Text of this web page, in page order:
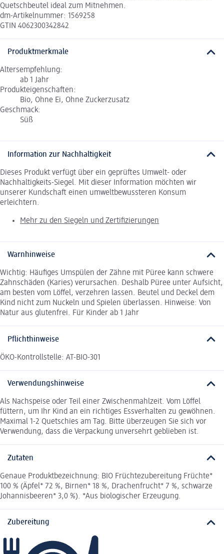
Quetschbeutel ideal zum Mitnehmen.
dm-Artikelnummer: 1569258
GTIN 4062300342842
Produktmerkmale
Altersempfehlung:
ab 1 Jahr
Produkteigenschaften:
Bio, Ohne Ei, Ohne Zuckerzusatz
Geschmack:
Süß
Information zur Nachhaltigkeit
Dieses Produkt verfügt über ein geprüftes Umwelt- oder
Nachhaltigkeits-Siegel. Mit dieser Information möchten wir
unserer Kundschaft einen umweltbewussteren Konsum
erleichtern.
Mehr zu den Siegeln und Zertifizierungen
Warnhinweise
Wichtig: Häufiges Umspülen der Zähne mit Püree kann schwere
Zahnschäden (Karies) verursachen. Deshalb Püree unter Aufsicht,
am besten vom Löffel, verzehren lassen. Beutel und Deckel dem
Kind nicht zum Nuckeln und Spielen überlassen. Hinweise: Von
Natur aus glutenfrei. Für Kinder ab 1 Jahr
Pflichthinweise
ÖKO-Kontrollstelle: AT-BIO-301
Verwendungshinweise
Als Nachspeise oder Teil einer Zwischenmahlzeit. Vom Löffel
füttern, um Ihr Kind an ein richtiges Essverhalten zu gewöhnen.
Maximal 1-2 Quetschies am Tag. Bitte überzeugen Sie sich vor
Verwendung, dass die Verpackung unversehrt geblieben ist.
Zutaten
Genaue Produktbezeichnung: BIO Früchtezubereitung Früchte*
100 % (Äpfel* 72 %, Birnen* 18 %, Drachenfrucht* 7 %, schwarze
Johannisbeeren* 3,0 %). *Aus biologischer Erzeugung.
Zubereitung